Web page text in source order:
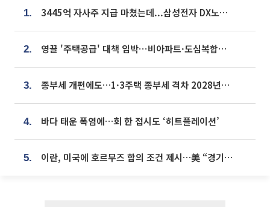
1. 3445억 자사주 지급 마쳤는데...삼성전자 DX노조, 뒤늦은 '떼쓰기 집회'
2. 영끌 '주택공급' 대책 임박⋯비아파트·도심복합까지 총동원
3. 종부세 개편에도…1·3주택 종부세 격차 2028년부터 확대
4. 바다 태운 폭염에…회 한 접시도 ‘히트플레이션’
5. 이란, 미국에 호르무즈 합의 조건 제시…美 “경기 아직 안 끝나” [종합]